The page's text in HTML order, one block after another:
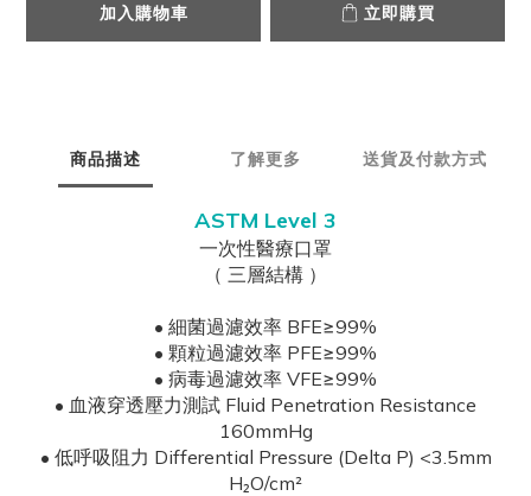
加入購物車 立即購買
商品描述 了解更多 送貨及付款方式
ASTM Level 3
一次性醫療口罩
（ 三層結構 ）
• 細菌過濾效率 BFE≥99%
• 顆粒過濾效率 PFE≥99%
• 病毒過濾效率 VFE≥99%
• 血液穿透壓力測試 Fluid Penetration Resistance
160mmHg
• 低呼吸阻力 Differential Pressure (Delta P) <3.5mm
H₂O/cm²